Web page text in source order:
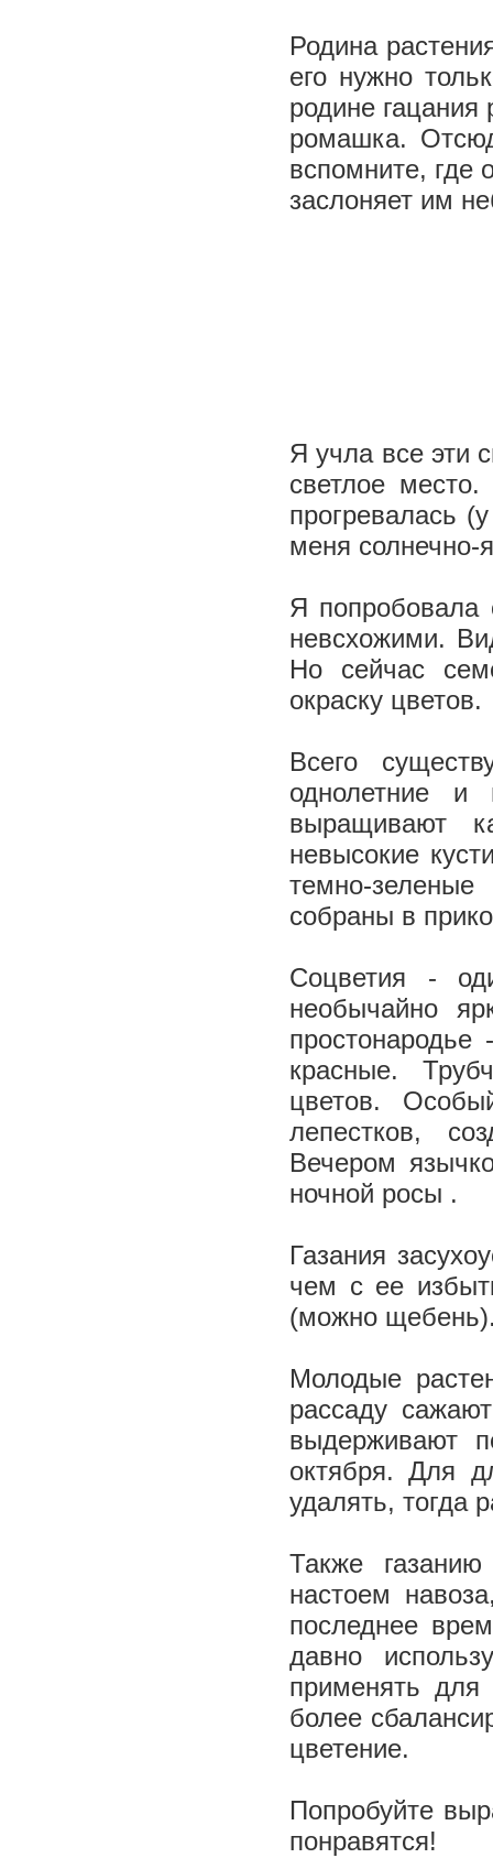
Родина
его нужно
родине
ромашка.
вспомните, где
заслоняет им
Я учла все эти
светлое
прогревалась
меня
Я попробовала
невсхожими.
Но сейчас
окраску цветов.
Всего
однолетние
выращивают
невысокие
темно-
собраны в
Соцветия -
необычайно
красные.
цветов.
лепестков,
Вечером
ночной росы .
Газания
чем с ее
(можно
Молодые
рассаду
выдерживают
октября. Для
удалять, тогда
Также
настоем
последнее
давно
применять для
более
цветение.
Попробуйте
понравятся!